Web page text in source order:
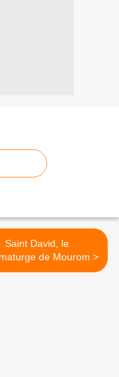
Saint David, le
Thaumaturge de Mourom >